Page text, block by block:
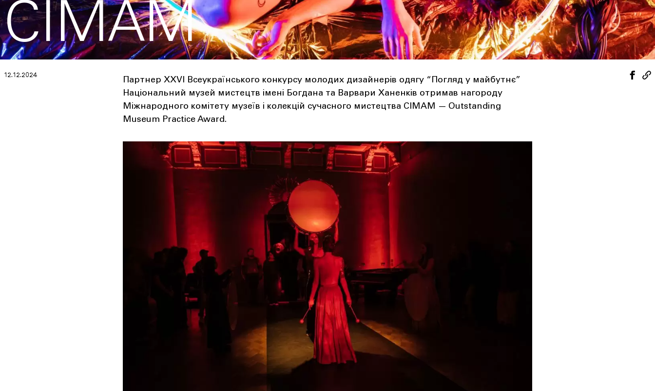
CIMAM
12.12.2024
Партнер XXVI Всеукраїнського конкурсу молодих дизайнерів одягу “Погляд у майбутнє”
Національний музей мистецтв імені Богдана та Варвари Ханенків отримав нагороду
Міжнародного комітету музеїв і колекцій сучасного мистецтва CIMAM — Outstanding
Museum Practice Award.